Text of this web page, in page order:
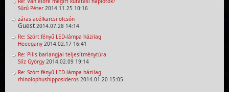
Sűrű Péter 2014.11.25 10:16
záras acélkarcsi olcsón
Guest 2014.07.28 14:14
Re: Szórt fényű LED-lámpa házilag
Heeegany 2014.02.17 16:41
Re: Pilis barlangjai teljesítménytúra
Slíz György 2014.02.09 19:14
Re: Szórt fényű LED-lámpa házilag
rhinolophushipposideros 2014.01.20 15:05